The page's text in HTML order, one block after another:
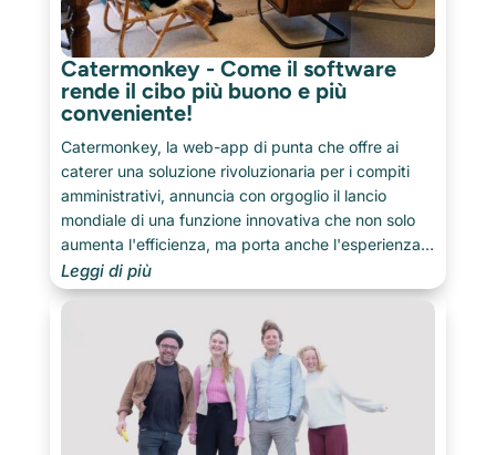
Catermonkey - Come il software
rende il cibo più buono e più
conveniente!
Catermonkey, la web-app di punta che offre ai
caterer una soluzione rivoluzionaria per i compiti
amministrativi, annuncia con orgoglio il lancio
mondiale di una funzione innovativa che non solo
aumenta l'efficienza, ma porta anche l'esperienza
gustativa a nuovi livelli.
Leggi di più